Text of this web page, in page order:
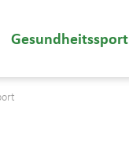
Gesundheitssport